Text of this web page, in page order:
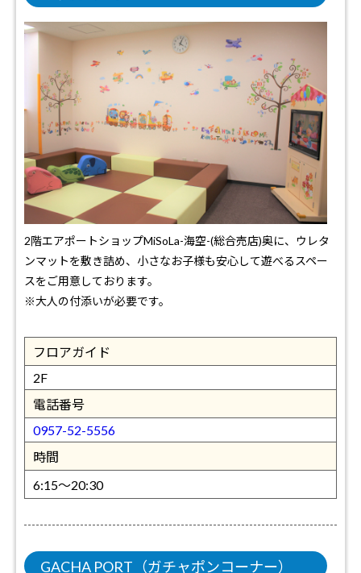
2階エアポートショップMiSoLa-海空-(総合売店)奥に、ウレタ
ンマットを敷き詰め、小さなお子様も安心して遊べるスペー
スをご用意しております。
※大人の付添いが必要です。
フロアガイド
2F
電話番号
0957-52-5556
時間
6:15～20:30
GACHA PORT（ガチャポンコーナー）